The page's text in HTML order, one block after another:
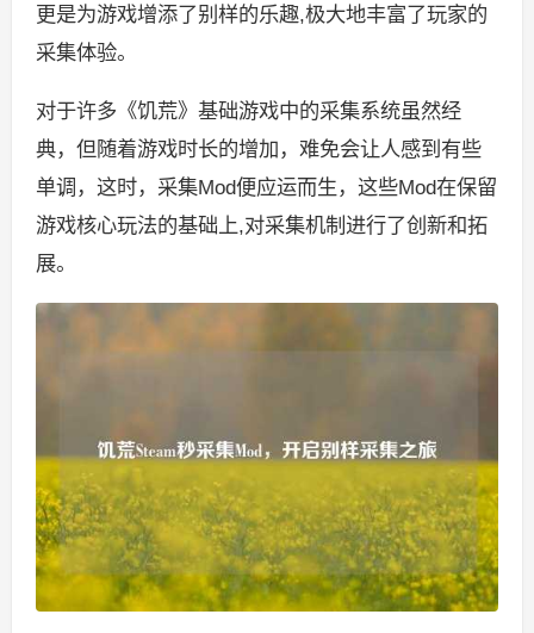
更是为游戏增添了别样的乐趣,极大地丰富了玩家的
采集体验。
对于许多《饥荒》基础游戏中的采集系统虽然经
典，但随着游戏时长的增加，难免会让人感到有些
单调，这时，采集Mod便应运而生，这些Mod在保留
游戏核心玩法的基础上,对采集机制进行了创新和拓
展。